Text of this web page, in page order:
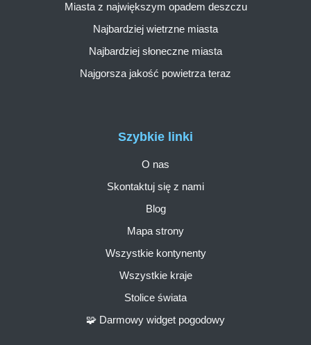
Szybkie linki
O nas
Skontaktuj się z nami
Blog
Mapa strony
Wszystkie kontynenty
Wszystkie kraje
Stolice świata
🧩 Darmowy widget pogodowy
Miasta z największym opadem deszczu
Najbardziej wietrzne miasta
Najbardziej słoneczne miasta
Najgorsza jakość powietrza teraz